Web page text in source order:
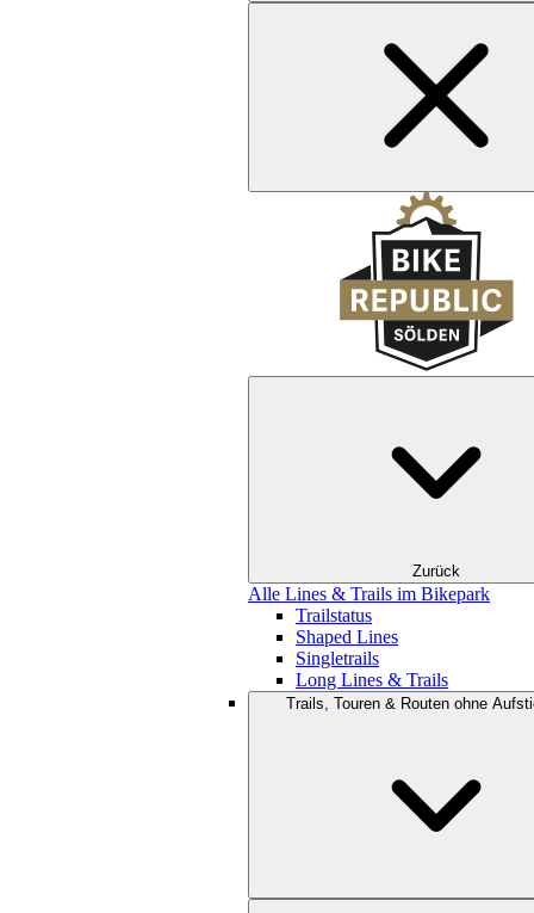
Zurück
Alle Lines & Trails im Bikepark
Trailstatus
Shaped Lines
Singletrails
Long Lines & Trails
Trails, Touren & Routen ohne